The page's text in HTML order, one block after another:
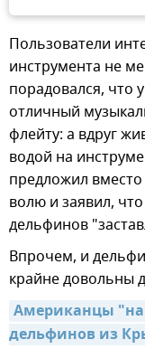
Пользователи
инструмента не
порадовался, что
отличный
флейту: а вдруг
водой на
предложил
волю и заявил,
дельфинов
Впрочем, и
крайне довольны
Американцы
дельфинов из